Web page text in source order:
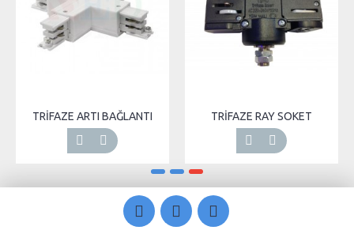
TRİFAZE ARTI BAĞLANTI TRİFAZE RAY SOKET